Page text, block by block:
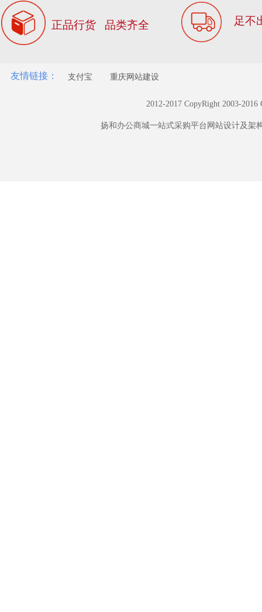
扬和办公商城一站式采购平台网站设计及架
友情链接：
2012-2017 CopyRight 2003-
支付宝 重庆网站建设
正品行货 品类齐全 足不